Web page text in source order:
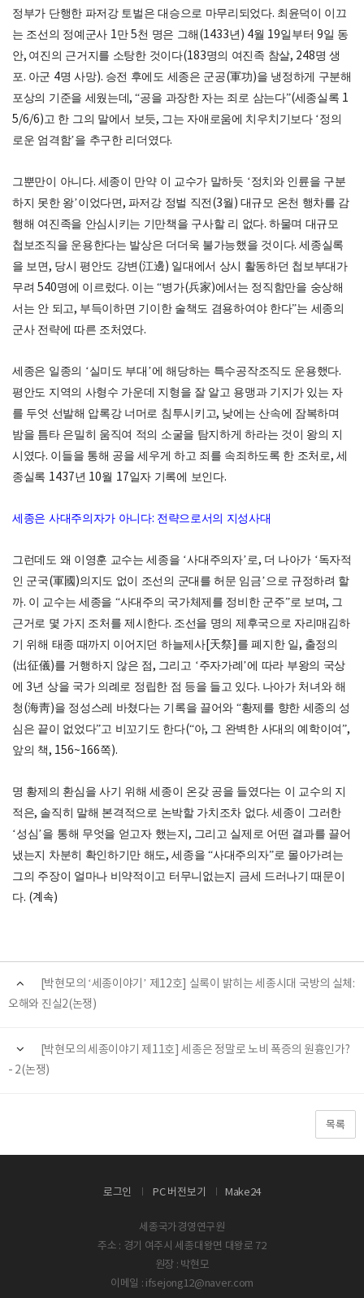
정부가 단행한 파저강 토벌은 대승으로 마무리되었다. 최윤덕이 이끄
는 조선의 정예군사 1만5천 명은 그해 (1433년 ) 4월 19일부터 9일 동
안, 여진의 근거지를 소탕한 것이다(183명의 여진족 참살, 248명 생
포. 아군 4명 사망). 승전 후에도 세종은 군공(軍功)을 냉정하게 구분해
포상의 기준을 세웠는데, “공을 과장한 자는 죄로 삼는다”(세종실록 1
5/6/6)고 한 그의 말에서 보듯, 그는 자애로움에 치우치기보다 ‘정의
로운 엄격함’을 추구한 리더였다.
그뿐만이 아니다. 세종이 만약 이 교수가 말하듯 ‘정치와 인륜을 구분
하지 못한 왕’이었다면, 파저강 정벌 직전 (3월 ) 대규모 온천 행차를 감
행해 여진족을 안심시키는 기만책을 구사할 리 없다. 하물며 대규모
첩보조직을 운용한다는 발상은 더더욱 불가능했을 것이다.세종실록
을 보면, 당시 평안도 강변 (江邊) 일대에서 상시 활동하던 첩보부대가
무려540명에 이르렀다. 이는“병가(兵家)에서는 정직함만을 숭상해
서는 안 되고, 부득이하면 기이한 술책도 겸용하여야 한다”는 세종의
군사 전략에 따른 조처였다.
세종은 일종의 ‘실미도 부대 ’에 해당하는 특수공작조직도 운용했다.
평안도 지역의 사형수 가운데 지형을 잘 알고 용맹과 기지가 있는 자
를 두엇 선발해 압록강 너머로 침투시키고, 낮에는 산속에 잠복하며
밤을 틈타 은밀히 움직여 적의 소굴을 탐지하게 하라는 것이 왕의 지
시였다. 이들을 통해 공을 세우게 하고 죄를 속죄하도록 한 조처로, 세
종실록 1437년 10월 17일자 기록에 보인다.
세종은 사대주의자가 아니다: 전략으로서의 지성사대
그런데도 왜 이영훈 교수는 세종을 ‘사대주의자’로, 더 나아가 ‘독자적
인 군국(軍國 )의지도 없이 조선의 군대를 허문 임금’으로 규정하려 할
까. 이 교수는 세종을 “사대주의 국가체제를 정비한 군주”로 보며, 그
근거로 몇 가지 조처를 제시한다. 조선을 명의 제후국으로 자리매김하
기 위해 태종 때까지 이어지던 하늘제사[ 天祭] 를 폐지한 일, 출정의
(出征儀)를 거행하지 않은 점, 그리고 ‘주자가례 ’에 따라 부왕의 국상
에3년 상을 국가 의례로 정립한 점 등을 들고 있다. 나아가 처녀와 해
청 (海靑)을 정성스레 바쳤다는 기록을 끌어와 “황제를 향한 세종의 성
심은 끝이 없었다”고 비꼬기도 한다(“아, 그 완벽한 사대의 예학이여”,
앞의 책, 156~166쪽).
명 황제의 환심을 사기 위해 세종이 온갖 공을 들였다는 이 교수의 지
적은, 솔직히 말해 본격적으로 논박할 가치조차 없다.세종이 그러한
‘성심’을 통해 무엇을 얻고자 했는지 , 그리고 실제로 어떤 결과를 끌어
냈는지 차분히 확인하기만 해도,세종을“사대주의자”로 몰아가려는
그의 주장이 얼마나 비약적이고 터무니없는지 금세 드러나기 때문이
다. (계속)
[박현모의 ‘세종이야기’ 제12호] 실록이 밝히는 세종시대 국방의 실체:
오해와 진실2(논쟁)
[박현모의 세종이야기 제11호] 세종은 정말로 노비 폭증의 원흉인가?
- 2(논쟁)
목록
로그인 PC 버전보기 Make24
세종국가경영연구원
주소 : 경기 여주시 세종대왕면 대왕로 72
원장 : 박현모
이메일 : ifsejong12@naver.com